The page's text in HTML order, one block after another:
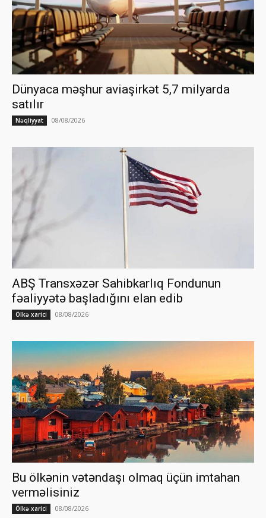
Dünyaca məşhur aviaşirkət 5,7 milyarda
satılır
Nəqliyyat 08/08/2026
ABŞ Transxəzər Sahibkarlıq Fondunun
fəaliyyətə başladığını elan edib
Ölkə xarici 08/08/2026
Bu ölkənin vətəndaşı olmaq üçün imtahan
verməlisiniz
Ölkə xarici 08/08/2026